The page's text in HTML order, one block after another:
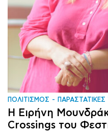
ΠΟΛΙΤΙΣΜΟΣ ΠΑΡΑΣΤΑΤΙΚΕΣ
Η Ειρήνη
Crossings του